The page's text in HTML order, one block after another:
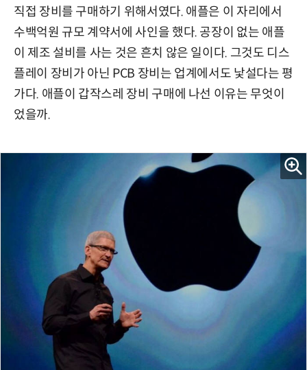
직접 장비를 구매하기 위해서였다. 애플은 이 자리에서
수백억원 규모 계약서에 사인을 했다. 공장이 없는 애플
이 제조 설비를 사는 것은 흔치 않은 일이다. 그것도 디스
플레이 장비가 아닌 PCB 장비는 업계에서도 낯설다는 평
가다. 애플이 갑작스레 장비 구매에 나선 이유는 무엇이
었을까.